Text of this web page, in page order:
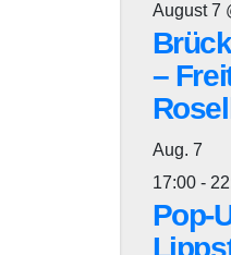
August 7
–
Aug. 7
17:00-
Pop-